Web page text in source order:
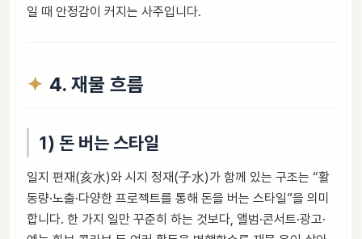
일 때 안정감이 커지는 사주입니다.
4. 재물 흐름
1) 돈 버는 스타일
일지 편재(亥水)와 시지 정재(子水)가 함께 있는 구조는 “활
동량·노출·다양한 프로젝트를 통해 돈을 버는 스타일”을 의미
합니다. 한 가지 일만 꾸준히 하는 것보다, 앨범·콘서트·광고·